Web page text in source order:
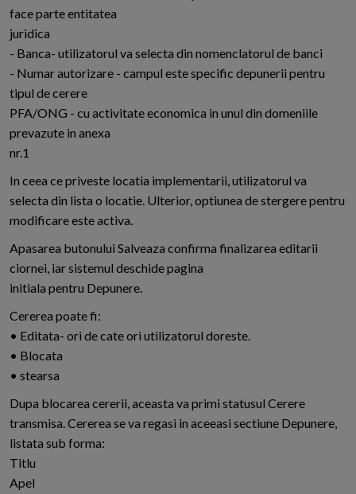
face parte entitatea
juridica
- Banca- utilizatorul va selecta din nomenclatorul de banci
- Numar autorizare - campul este specific depunerii pentru
tipul de cerere
PFA/ONG - cu activitate economica in unul din domeniile
prevazute in anexa
nr.1
In ceea ce priveste locatia implementarii, utilizatorul va
selecta din lista o locatie. Ulterior, optiunea de stergere pentru
modificare este activa.
Apasarea butonului Salveaza confirma finalizarea editarii
ciornei, iar sistemul deschide pagina
initiala pentru Depunere.
Cererea poate fi:
• Editata- ori de cate ori utilizatorul doreste.
• Blocata
• stearsa
Dupa blocarea cererii, aceasta va primi statusul Cerere
transmisa. Cererea se va regasi in aceeasi sectiune Depunere,
listata sub forma:
Titlu
Apel